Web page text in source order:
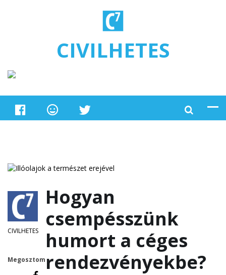
CIVILHETES
CIVILHETES
Megosztom
Hogyan
csempésszünk
humort a céges
rendezvényekbe?